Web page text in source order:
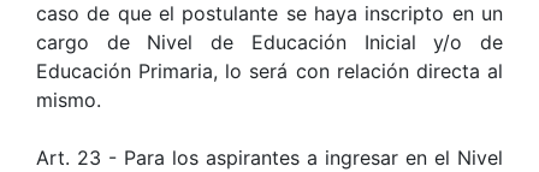
caso de que el postulante se haya inscripto en un
cargo de Nivel de Educación Inicial y/o de
Educación Primaria, lo será con relación directa al
mismo.
Art. 23 - Para los aspirantes a ingresar en el Nivel